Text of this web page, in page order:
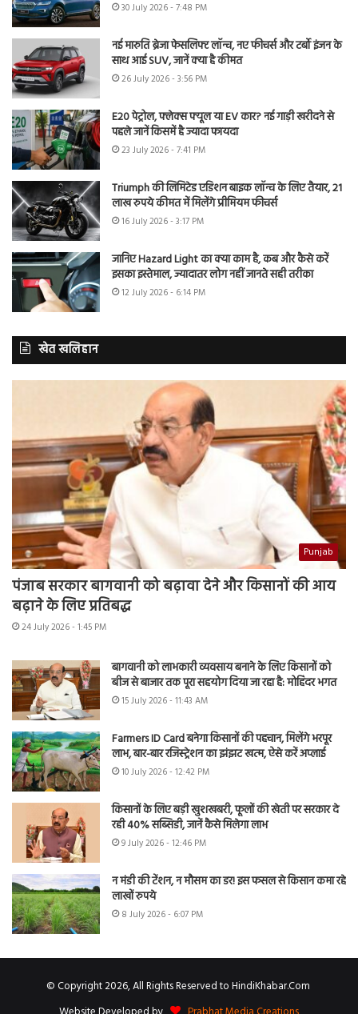
30 July 2026 - 7:48 PM
नई मारुति ब्रेजा फेसलिफ्ट लॉन्च, नए फीचर्स और टर्बो इंजन के
साथ आई SUV, जानें क्या है कीमत
26 July 2026 - 3:56 PM
E20 पेट्रोल, फ्लेक्स फ्यूल या EV कार? नई गाड़ी खरीदने से
पहले जानें किसमें है ज्यादा फायदा
23 July 2026 - 7:41 PM
Triumph की लिमिटेड एडिशन बाइक लॉन्च के लिए तैयार, 21
लाख रुपये कीमत में मिलेंगे प्रीमियम फीचर्स
16 July 2026 - 3:17 PM
जानिए Hazard Light का क्या काम है, कब और कैसे करें
इसका इस्तेमाल, ज्यादातर लोग नहीं जानते सही तरीका
12 July 2026 - 6:14 PM
खेत खलिहान
Punjab
पंजाब सरकार बागवानी को बढ़ावा देने और किसानों की आय
बढ़ाने के लिए प्रतिबद्ध
24 July 2026 - 1:45 PM
बागवानी को लाभकारी व्यवसाय बनाने के लिए किसानों को
बीज से बाजार तक पूरा सहयोग दिया जा रहा है: मोहिंदर भगत
15 July 2026 - 11:43 AM
Farmers ID Card बनेगा किसानों की पहचान, मिलेंगे भरपूर
लाभ, बार-बार रजिस्ट्रेशन का झंझट खत्म, ऐसे करें अप्लाई
10 July 2026 - 12:42 PM
किसानों के लिए बड़ी खुशखबरी, फूलों की खेती पर सरकार दे
रही 40% सब्सिडी, जानें कैसे मिलेगा लाभ
9 July 2026 - 12:46 PM
न मंडी की टेंशन, न मौसम का डर! इस फसल से किसान कमा रहे
लाखों रुपये
8 July 2026 - 6:07 PM
© Copyright 2026, All Rights Reserved to HindiKhabar.Com